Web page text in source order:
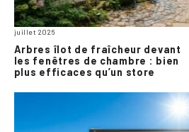
juillet 2026
Arbres îlot de fraîcheur devant
les fenêtres de chambre : bien
plus efficaces qu’un store